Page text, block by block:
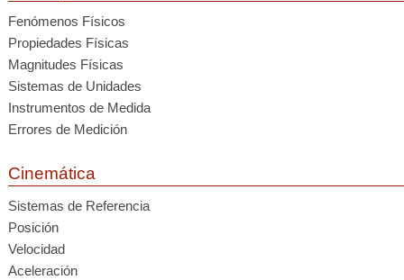
Fenómenos Físicos
Propiedades Físicas
Magnitudes Físicas
Sistemas de Unidades
Instrumentos de Medida
Errores de Medición
Cinemática
Sistemas de Referencia
Posición
Velocidad
Aceleración